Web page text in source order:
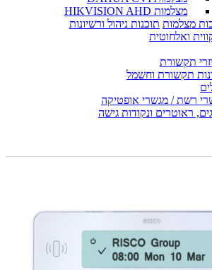
מצלמות HIKVISION AHD
מצלמות תוכנות ניהול ורשיונות
ואלחוטית
תקשורת
תקשורת וחשמל
רשת / מגשרי אופטיקה
ראוטרים ונקודות גישה